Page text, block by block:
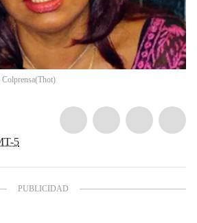
(Thot)
5